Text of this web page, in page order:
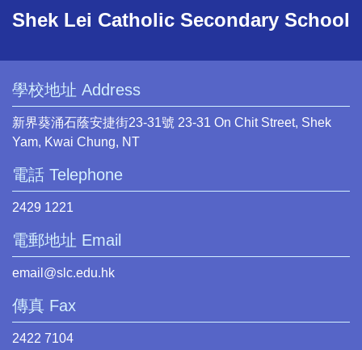
Shek Lei Catholic Secondary School
學校地址 Address
新界葵涌石蔭安捷街23-31號 23-31 On Chit Street, Shek
Yam, Kwai Chung, NT
電話 Telephone
2429 1221
電郵地址 Email
email@slc.edu.hk
傳真 Fax
2422 7104